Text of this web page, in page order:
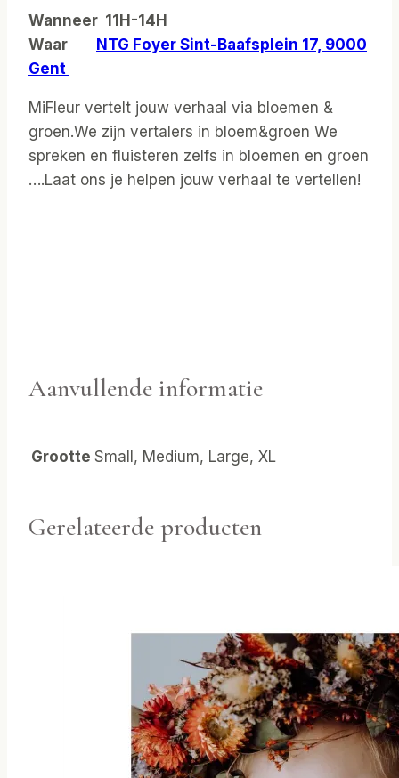
Wanneer 11H-14H
Waar NTG Foyer Sint-Baafsplein 17, 9000
Gent
MiFleur vertelt jouw verhaal via bloemen &
groen.We zijn vertalers in bloem&groen We
spreken en fluisteren zelfs in bloemen en groen
….Laat ons je helpen jouw verhaal te vertellen!
Aanvullende informatie
Grootte Small, Medium, Large, XL
Gerelateerde producten